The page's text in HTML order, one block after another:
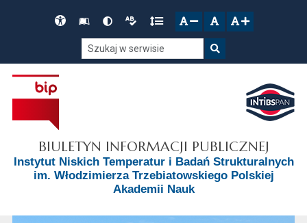
Przejdź do głównego menu
Przejdź do treści
Przejdź do mapy serwisu
Deklaracja
SłownikWersjaWersja
tekstowa
Gęstość
tekstu
BIULETYN INFORMACJI PUBLICZNEJ
Instytut Niskich Temperatur i Badań Strukturalnych
im. Włodzimierza Trzebiatowskiego Polskiej
Akademii Nauk